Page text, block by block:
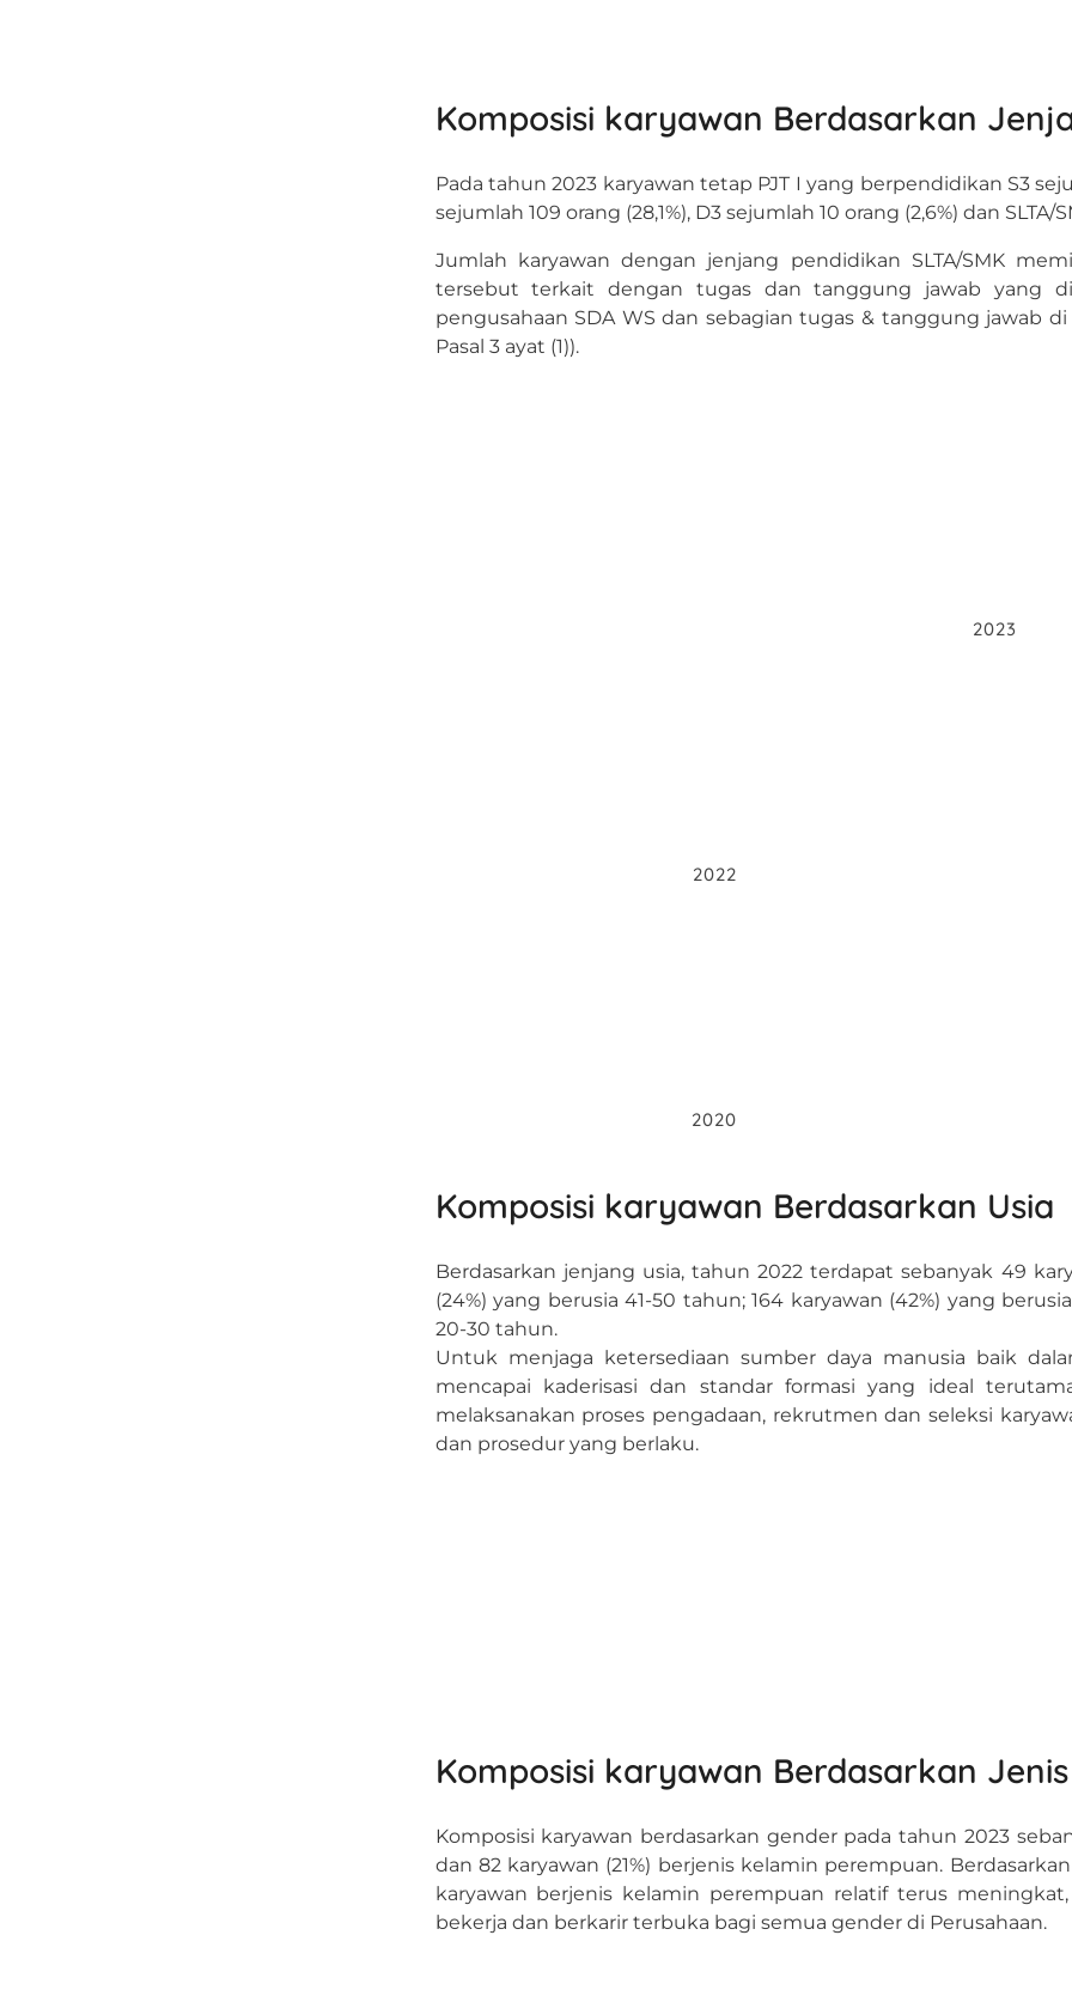
Komposisi karyawan Berdasarkan
Pada tahun 2023 karyawan tetap PJT I yang berpendidikan S3
sejumlah 109 orang (28,1%), D3 sejumlah 10 orang (2,6%) dan SLTA/
Jumlah karyawan dengan jenjang pendidikan SLTA/SMK
tersebut terkait dengan tugas dan tanggung jawab yang
pengusahaan SDA WS dan sebagian tugas & tanggung jawab
Pasal 3 ayat (1)).
2023
2022
2020
Komposisi karyawan Berdasarkan Usia
Berdasarkan jenjang usia, tahun 2022 terdapat sebanyak 49
(24%) yang berusia 41-50 tahun; 164 karyawan (42%) yang
20-30 tahun.
Untuk menjaga ketersediaan sumber daya manusia baik
mencapai kaderisasi dan standar formasi yang ideal
melaksanakan proses pengadaan, rekrutmen dan seleksi
dan prosedur yang berlaku.
Komposisi karyawan Berdasarkan
Komposisi karyawan berdasarkan gender pada tahun 2023
dan 82 karyawan (21%) berjenis kelamin perempuan.
karyawan berjenis kelamin perempuan relatif terus
bekerja dan berkarir terbuka bagi semua gender di Perusahaan.